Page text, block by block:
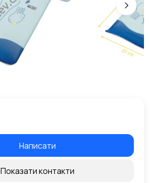
Написати
Показати контакти